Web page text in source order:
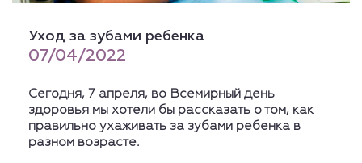
Уход за зубами ребенка
07/04/2022
Сегодня, 7 апреля, во Всемирный день
здоровья мы хотели бы рассказать о том, как
правильно ухаживать за зубами ребенка в
разном возрасте.